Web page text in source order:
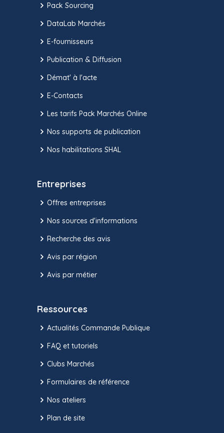
Pack Sourcing
DataLab Marchés
E-fournisseurs
Publication & Diffusion
Démat' à l'acte
E-Contacts
Les tarifs Pack Marchés Online
Nos supports de publication
Nos habilitations SHAL
Entreprises
Offres entreprises
Nos sources d'informations
Recherche des avis
Avis par région
Avis par métier
Ressources
Actualités Commande Publique
FAQ et tutoriels
Clubs Marchés
Formulaires de référence
Nos ateliers
Plan de site